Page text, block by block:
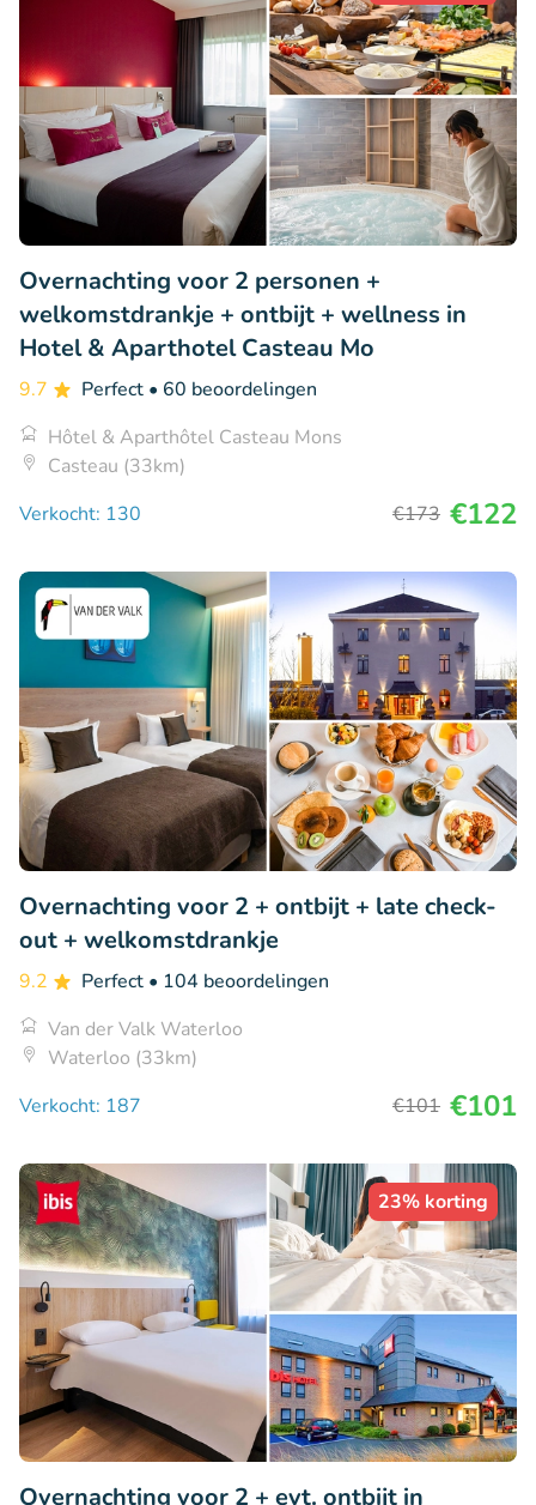
Overnachting voor 2 personen +
welkomstdrankje + ontbijt + wellness in
Hotel & Aparthotel Casteau Mo
9.7 Perfect • 60 beoordelingen
Hôtel & Aparthôtel Casteau Mons
Casteau (33km)
Verkocht: 130
€173 €122
Overnachting voor 2 + ontbijt + late check-
out + welkomstdrankje
9.2 Perfect • 104 beoordelingen
Van der Valk Waterloo
Waterloo (33km)
Verkocht: 187
€101 €101
23% korting
Overnachting voor 2 + evt. ontbijt in